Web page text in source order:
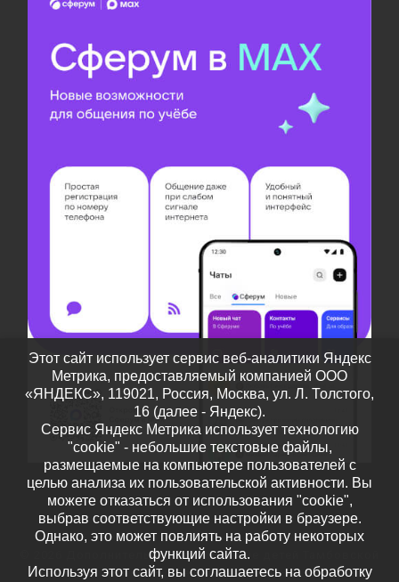
Дополнительное образование детей Тамбовской
области– Все права защищены
Этот сайт использует сервис веб-аналитики Яндекс
Метрика, предоставляемый компанией ООО
«ЯНДЕКС», 119021, Россия, Москва, ул. Л. Толстого,
16 (далее - Яндекс).
Сервис Яндекс Метрика использует технологию
"cookie" - небольшие текстовые файлы,
размещаемые на компьютере пользователей с
целью анализа их пользовательской активности. Вы
можете отказаться от использования "cookie",
выбрав соответствующие настройки в браузере.
Однако, это может повлиять на работу некоторых
функций сайта.
Используя этот сайт, вы соглашаетесь на обработку